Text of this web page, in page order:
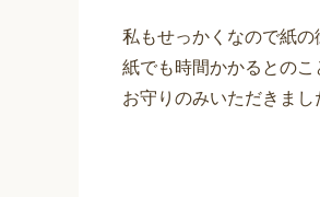
私もせっかくなので紙
紙でも時間かかるとのこ
お守りのみいただきまし